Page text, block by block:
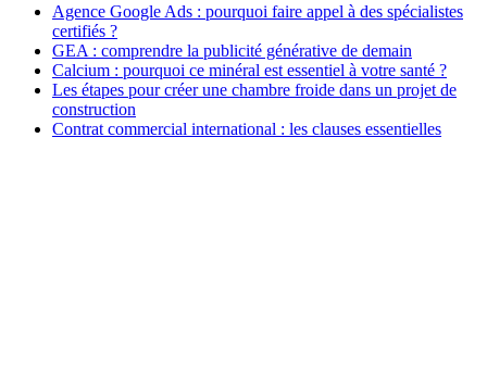
Agence Google Ads : pourquoi faire appel à des spécialistes
certifiés ?
GEA : comprendre la publicité générative de demain
Calcium : pourquoi ce minéral est essentiel à votre santé ?
Les étapes pour créer une chambre froide dans un projet de
construction
Contrat commercial international : les clauses essentielles